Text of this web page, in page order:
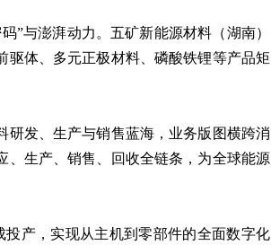
与澎湃动力。五矿新能源材料（湖南）
驱体、多元正极材料、磷酸铁锂等产品矩
发、生产与销售蓝海，业务版图横跨消
、生产、销售、回收全链条，为全球能源
产，实现从主机到零部件的全面数字化